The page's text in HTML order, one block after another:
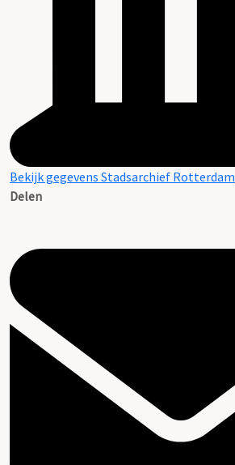
Bekijk gegevens Stadsarchief Rotterdam
Delen